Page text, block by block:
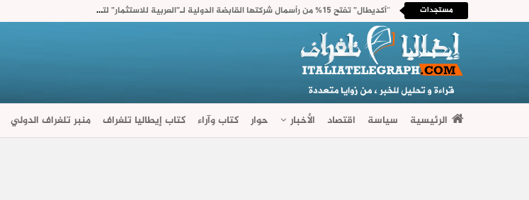
مستجدات “أكديطال” تفتح 15% من رأسمال شركتها القابضة الدولية لـ”العربية للاستثمار” لتسريع توسعها في السعودية
الرئيسية سياسة اقتصاد الأخبار حوار كتاب وآراء كتاب إيطاليا تلغراف منبر تلغراف الدولي